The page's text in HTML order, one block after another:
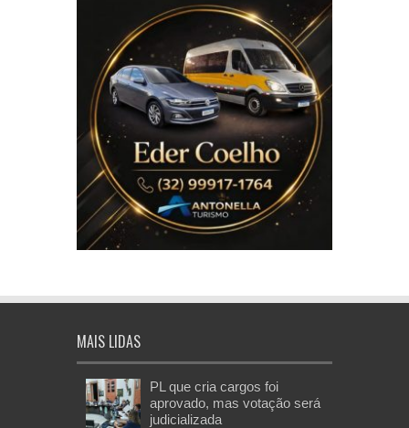
MAIS LIDAS
PL que cria cargos foi
aprovado, mas votação será
judicializada